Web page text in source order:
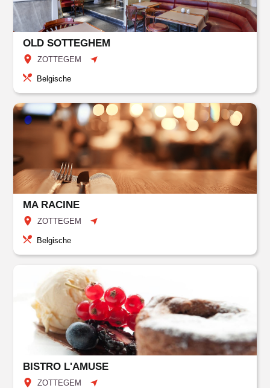
OLD SOTTEGHEM
ZOTTEGEM
Belgische
MA RACINE
ZOTTEGEM
Belgische
BISTRO L'AMUSE
ZOTTEGEM